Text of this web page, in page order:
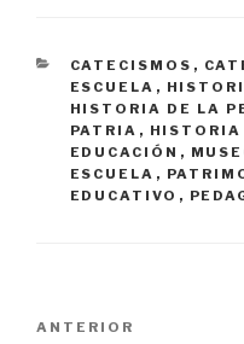
CATEGORÍAS
CATECISMOS ,
ESCUELA ,
HISTORIA DE LA
PATRIA , HISTORIA
EDUCACIÓN ,
ESCUELA ,
EDUCATIVO ,
Entrada
ANTERIOR